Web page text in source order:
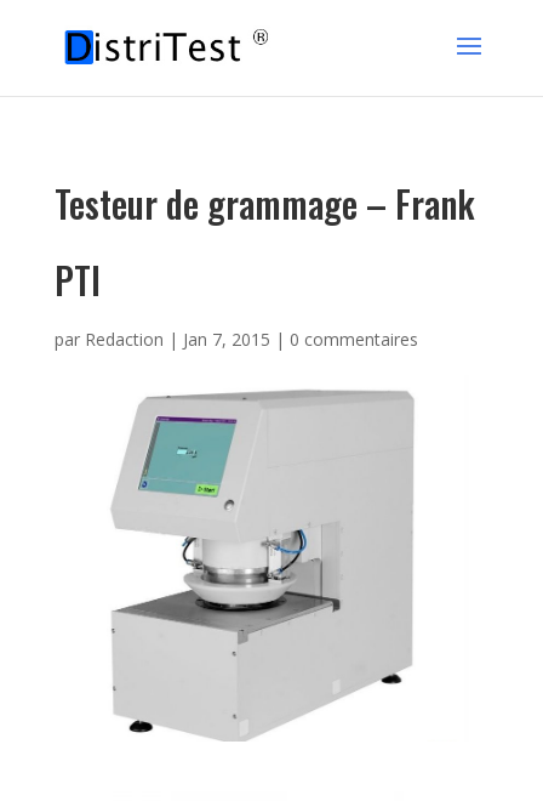
Testeur de grammage – Frank
PTI
par Redaction | Jan 7, 2015 | 0 commentaires